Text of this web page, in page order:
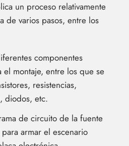
un proceso relativamente
de varios pasos, entre los
componentes
el montaje, entre los que se
resistencias,
diodos, etc.
de circuito de la fuente
armar el escenario